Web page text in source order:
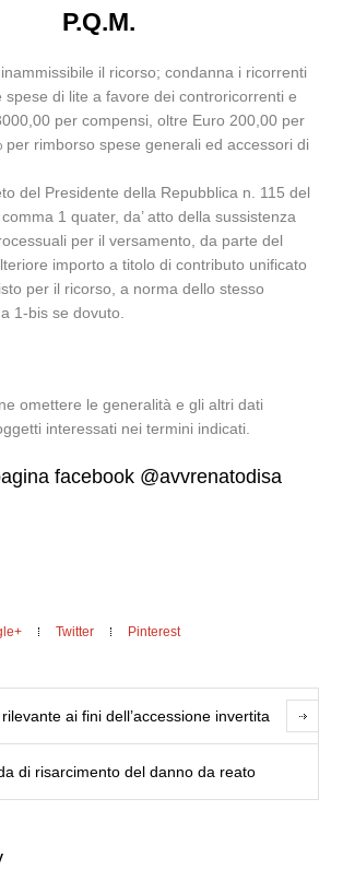
P.Q.M.
il ricorso; condanna i ricorrenti
spese di lite a favore dei controricorrenti e
per compensi, oltre Euro 200,00 per
per rimborso spese generali ed accessori di
del Presidente della Repubblica n. 115 del
1 quater, da’ atto della sussistenza
per il versamento, da parte del
importo a titolo di contributo unificato
per il ricorso, a norma dello stesso
1-bis se dovuto.
omettere le generalità e gli altri dati
interessati nei termini indicati.
facebook @avvrenatodisa
Twitter Pinterest
ai fini dell’accessione invertita
di risarcimento del danno da reato